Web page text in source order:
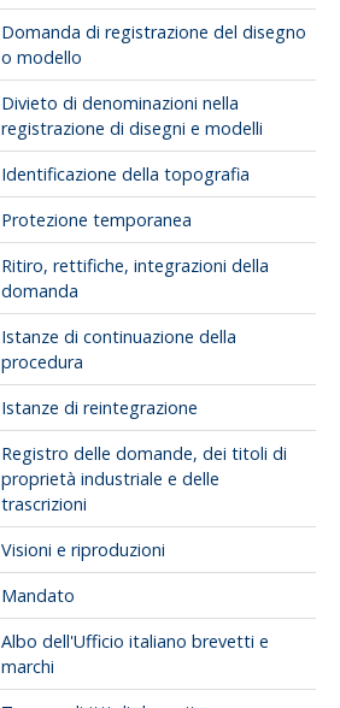
Domanda di registrazione del disegno
o modello
Divieto di denominazioni nella
registrazione di disegni e modelli
Identificazione della topografia
Protezione temporanea
Ritiro, rettifiche, integrazioni della
domanda
Istanze di continuazione della
procedura
Istanze di reintegrazione
Registro delle domande, dei titoli di
proprietà industriale e delle
trascrizioni
Visioni e riproduzioni
Mandato
Albo dell'Ufficio italiano brevetti e
marchi